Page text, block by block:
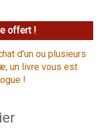
offert !
d'un ou plusieurs
un livre vous est
!